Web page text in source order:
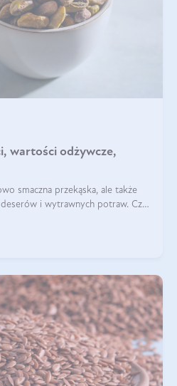
wartości odżywcze,
smaczna przekąska, ale także
i wytrawnych potraw. Czy